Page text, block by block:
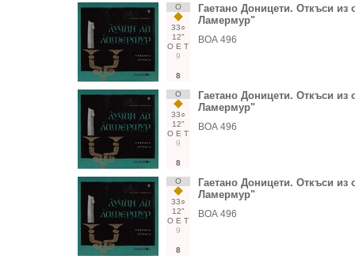
О
33○
12"
О Е Т
9
8
Гаетано Доницети. Откъси из
Ламермур"
ВОА 496
О
33○
12"
О Е Т
9
8
Гаетано Доницети. Откъси из
Ламермур"
ВОА 496
О
33○
12"
О Е Т
9
8
Гаетано Доницети. Откъси из
Ламермур"
ВОА 496